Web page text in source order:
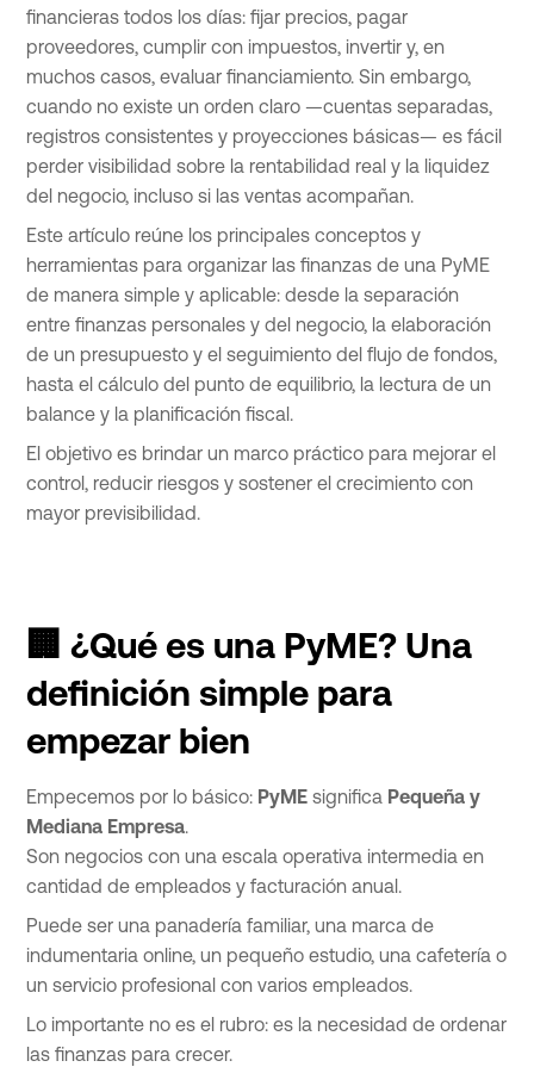
financieras todos los días: fijar precios, pagar
proveedores, cumplir con impuestos, invertir y, en
muchos casos, evaluar financiamiento. Sin embargo,
cuando no existe un orden claro —cuentas separadas,
registros consistentes y proyecciones básicas— es fácil
perder visibilidad sobre la rentabilidad real y la liquidez
del negocio, incluso si las ventas acompañan.
Este artículo reúne los principales conceptos y
herramientas para organizar las finanzas de una PyME
de manera simple y aplicable: desde la separación
entre finanzas personales y del negocio, la elaboración
de un presupuesto y el seguimiento del flujo de fondos,
hasta el cálculo del punto de equilibrio, la lectura de un
balance y la planificación fiscal.
El objetivo es brindar un marco práctico para mejorar el
control, reducir riesgos y sostener el crecimiento con
mayor previsibilidad.
🏢 ¿Qué es una PyME? Una
definición simple para
empezar bien
Empecemos por lo básico: PyME significa Pequeña y
Mediana Empresa.
Son negocios con una escala operativa intermedia en
cantidad de empleados y facturación anual.
Puede ser una panadería familiar, una marca de
indumentaria online, un pequeño estudio, una cafetería o
un servicio profesional con varios empleados.
Lo importante no es el rubro: es la necesidad de ordenar
las finanzas para crecer.